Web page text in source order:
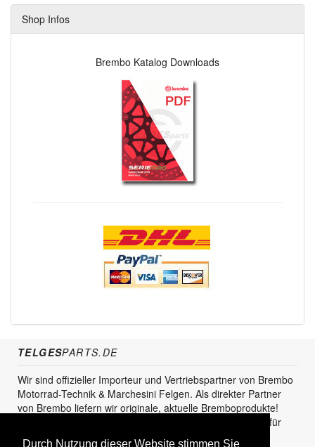
Durch Nutzung dieser Website stimmen Sie
Shop Infos
Brembo Katalog Downloads
TELGESPARTS.DE
Wir sind offizieller Importeur und Vertriebspartner von Brembo
Motorrad-Technik & Marchesini Felgen. Als direkter Partner
von Brembo liefern wir originale, aktuelle Bremboprodukte!
Unser Service steht sowohl für den Endkunden als auch für